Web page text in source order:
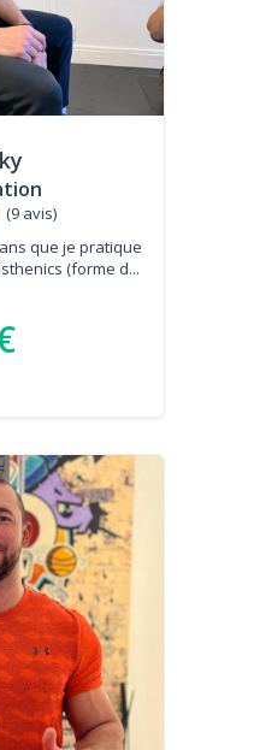
(9 avis)
que je pratique
(forme d...